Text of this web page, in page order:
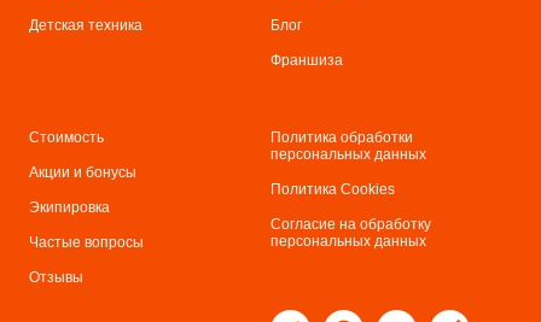
Детская техника Блог
Франшиза
Стоимость
Акции и бонусы
Экипировка
Частые вопросы
Отзывы
Политика обработки
персональных данных
Политика Cookies
Согласие на обработку
персональных данных